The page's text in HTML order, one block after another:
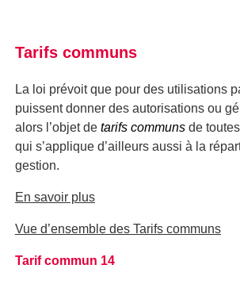
Tarifs communs
La loi prévoit que pour des utilisations
puissent donner des autorisations ou
alors l’objet de tarifs communsde
qui s’applique d’ailleurs aussi à la
gestion.
En savoir plus
Vue d’ensemble des Tarifs communs
Tarif commun 14